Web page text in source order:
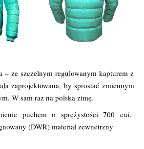
– ze szczelnym regulowanym kapturem z
zaprojektowana, by sprostać zmiennym
W sam raz na polską zimę.
puchem o sprężystości 700 cui.
(DWR) materiał zewnetrzny